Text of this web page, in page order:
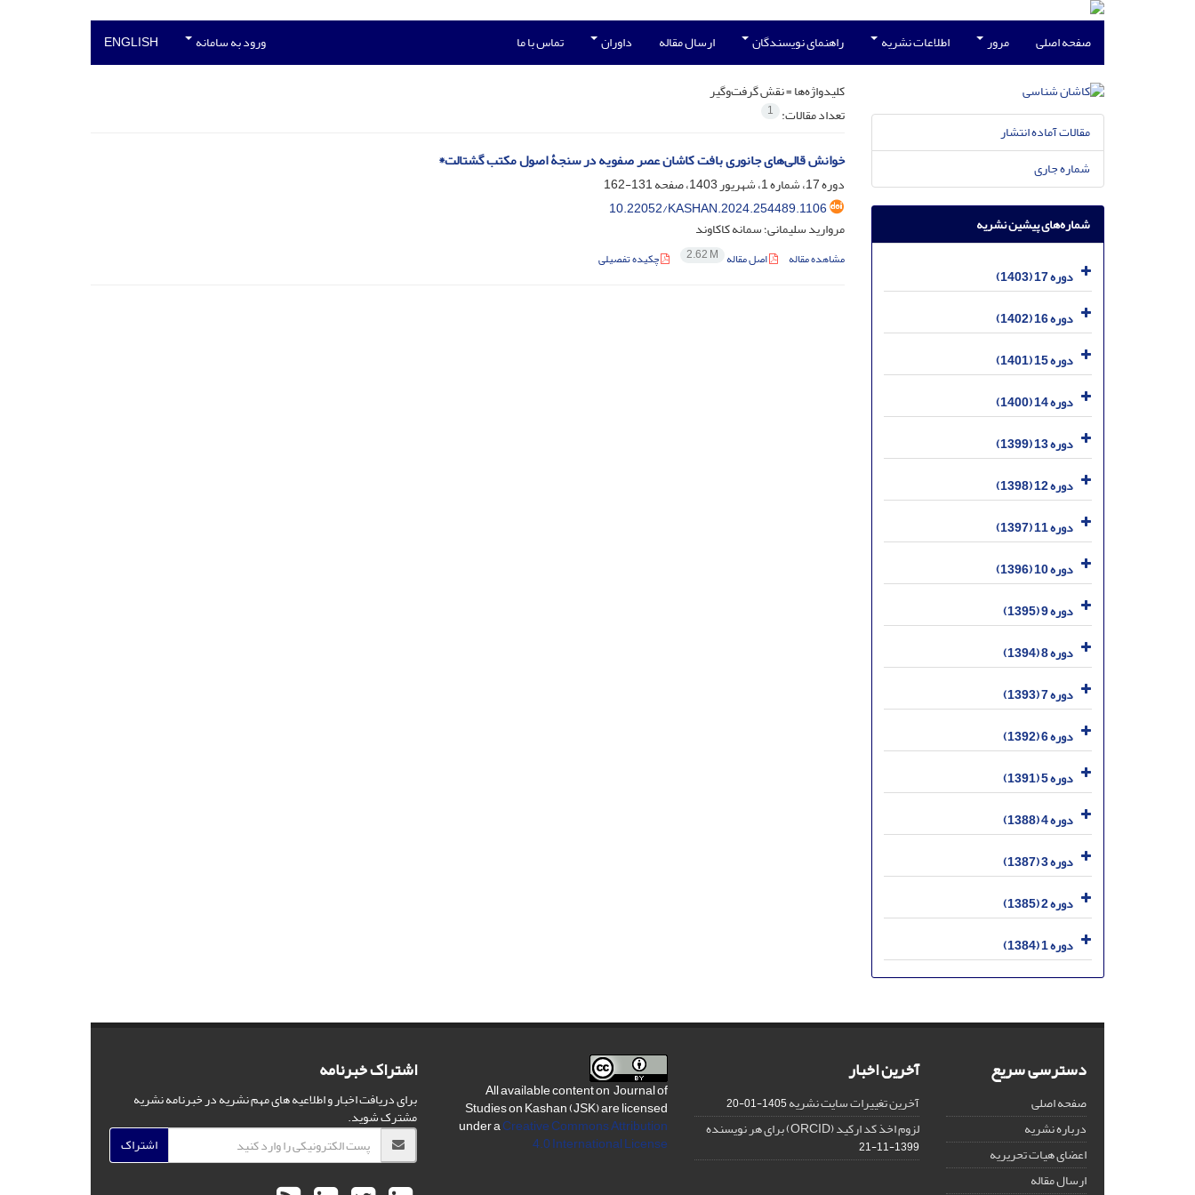
صفحه اصلی مرور اطلاعات نشریه راهنمای نویسندگان ارسال مقاله داوران تماس با ما ورود به سامانه ENGLISH
کلیدواژه‌ها =نقش گرفت‌وگیر
تعداد مقالات: 1
خوانش قالی‌های جانوری ‌بافت کاشان عصر صفویه در سنجۀ اصول مکتب گشتالت*
دوره 17، شماره 1، شهریور 1403، صفحه
131-162
10.22052/KASHAN.2024.254489.1106
مروارید سلیمانی؛ سمانه کاکاوند
مشاهده مقاله اصل مقاله 2.62 M چکیده تفصیلی
مقالات آماده انتشار
شماره جاری
شماره‌های پیشین نشریه
دوره 17 (1403)
دوره 16 (1402)
دوره 15 (1401)
دوره 14 (1400)
دوره 13 (1399)
دوره 12 (1398)
دوره 11 (1397)
دوره 10 (1396)
دوره 9 (1395)
دوره 8 (1394)
دوره 7 (1393)
دوره 6 (1392)
دوره 5 (1391)
دوره 4 (1388)
دوره 3 (1387)
دوره 2 (1385)
دوره 1 (1384)
دسترسی سریع
صفحه اصلی
درباره نشریه
اعضای هیات تحریریه
ارسال مقاله
آخرین اخبار
آخرین تغییرات سایت نشریه1405-01-20
لزوم اخذ کد ارکید (ORCID) برای هر نویسنده
1399-11-21
All available content on Journal of
Studies on Kashan (JSK) are licensed
under aCreative Commons Attribution
4.0 International License
اشتراک خبرنامه
برای دریافت اخبار و اطلاعیه های مهم نشریه در خبرنامه نشریه
مشترک شوید.
اشتراک